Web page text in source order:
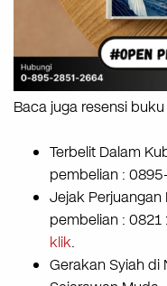
Baca juga resensi
Terbelit Dalam
pembelian :
Jejak Perjuangan
pembelian : 0821
klik.
Gerakan Syiah di